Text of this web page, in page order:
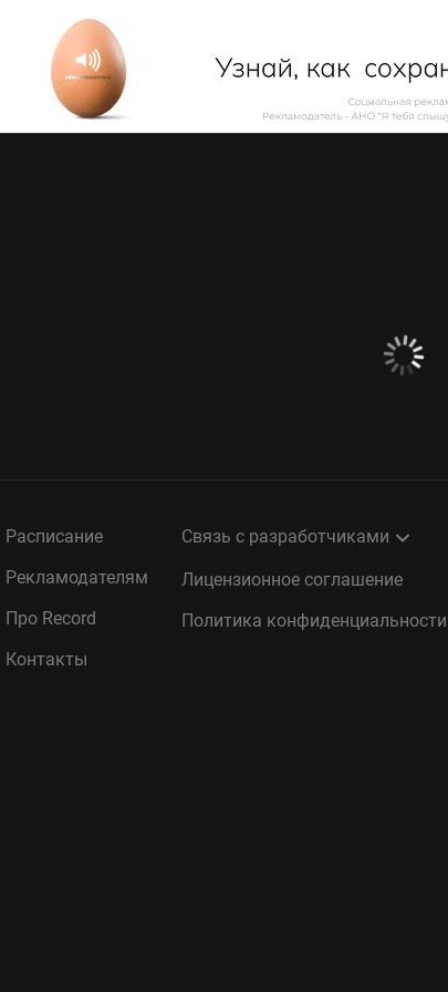
Расписание
Рекламодателям
Про Record
Контакты
Связь с разработчиками
Лицензионное соглашение
Политика конфиденциальности